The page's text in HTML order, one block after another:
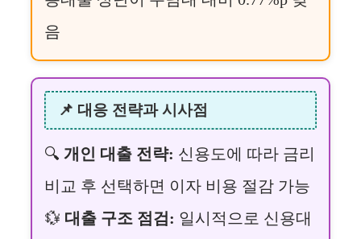
음
📌 대응 전략과 시사점
🔍 개인 대출 전략: 신용도에 따라 금리
비교 후 선택하면 이자 비용 절감 가능
💱 대출 구조 점검: 일시적으로 신용대